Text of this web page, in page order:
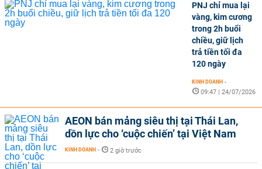
PNJ chỉ mua lại
vàng, kim cương
trong 2h buổi
chiều, giữ lịch
trả tiền tối đa
120 ngày
KINH DOANH -
09:47 | 24/07/2026
AEON bán mảng siêu thị tại Thái Lan,
dồn lực cho ‘cuộc chiến’ tại Việt Nam
KINH DOANH - 2 giờ trước